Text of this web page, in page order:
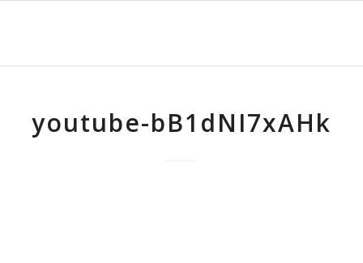
youtube-bB1dNI7xAHk